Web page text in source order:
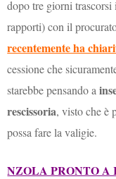
dopo tre giorni trascorsi
rapporti) con il
recentemente ha
cessione che
starebbe pensando a
rescissoria, visto che è
possa fare la valigie.
NZOLA PRONTO A